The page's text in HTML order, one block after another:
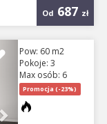
Od 687 zł
NextPow: 60 m2
Pokoje: 3
Max osób: 6
Promocja (-23%)